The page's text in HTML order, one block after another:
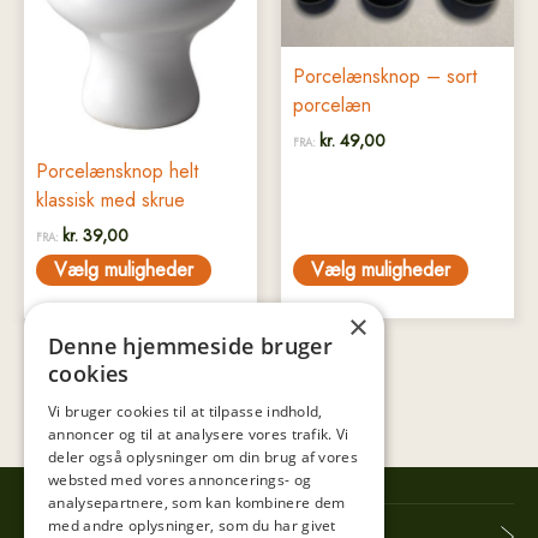
Porcelænsknop helt
klassisk med skrue
FRA: kr. 39,00
Vælg muligheder
flere
varianter.
vælges
varesiden
Porcelænsknop – sort
porcelæn
FRA: kr. 49,00
Vælg muligheder
flere
Mulighederne
vælges
på
×
Denne hjemmeside bruger
cookies
Vi bruger cookies til at tilpasse indhold,
annoncer og til at analysere vores trafik. Vi
deler også oplysninger om din brug af vores
websted med vores annoncerings- og
analysepartnere, som kan kombinere dem
med andre oplysninger, som du har givet